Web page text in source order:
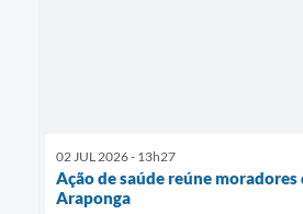
02 JUL 2026 - 13h27
Ação de saúde reúne
Araponga